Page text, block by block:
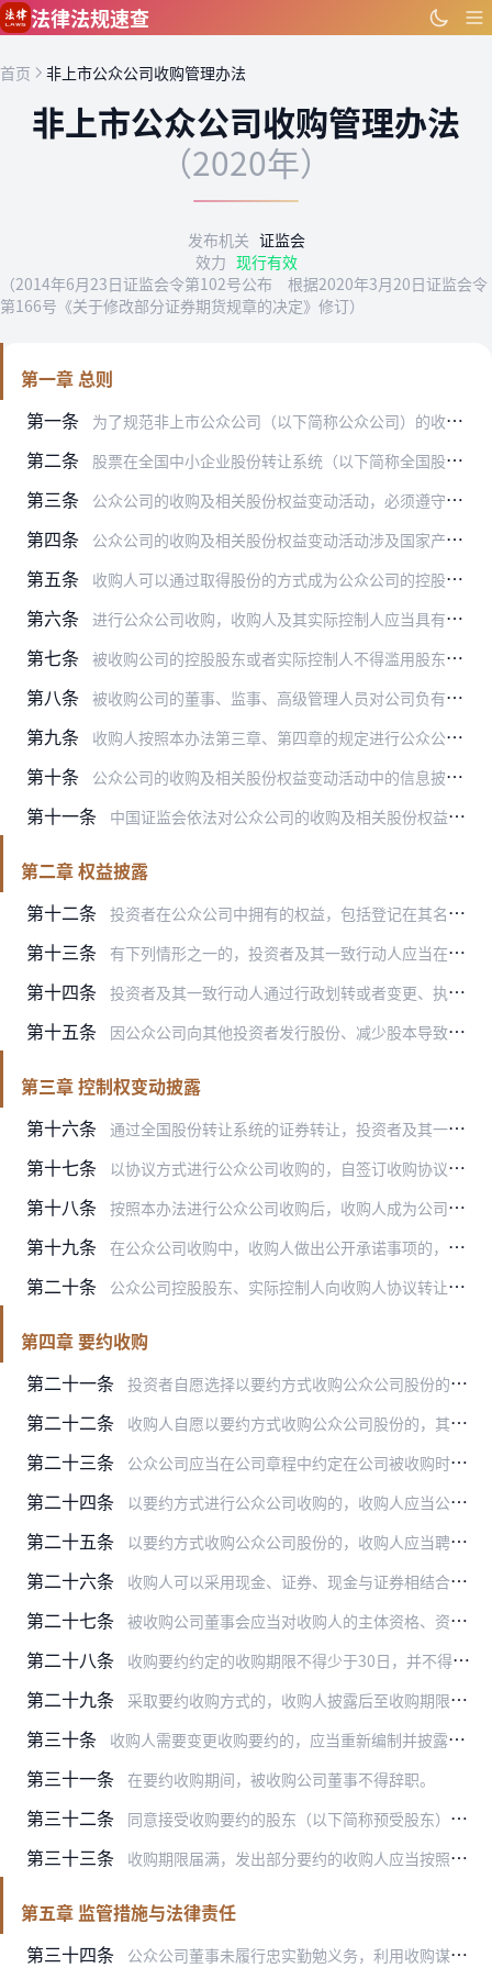
跳到主要内容
法律法规速查
首页 非上市公众公司收购管理办法
非上市公众公司收购管理办法
（2020年）
发布机关 证监会
效力 现行有效
（2014年6月23日证监会令第102号公布 根据2020年3月20日证监会令
第166号《关于修改部分证券期货规章的决定》修订）
第一章 总则
第一条
为了规范非上市公众公司（以下简称公众公司）的收购及相关股份权益变动活动，保护公众公司和投资者的合法权益，维护证券市场秩序和社会公共利益，促进证券市场资源的优化配…
第二条 股票在全国中小企业股份转让系统（以下简称全国股份转让系统）公开转让的公众公司，其收购及相关股份权益变动活动应当遵守本办法的规定。
第三条 公众公司的收购及相关股份权益变动活动，必须遵守法律、行政法规及中国证券监督管理委员会（以下简称中国证监会）的规定，遵循公开、公平、公正的原则。当事人应当诚实守信…
第四条 公众公司的收购及相关股份权益变动活动涉及国家产业政策、行业准入、国有股份转让、外商投资等事项，需要取得国家相关部门批准的，应当在取得批准后进行。
第五条 收购人可以通过取得股份的方式成为公众公司的控股股东，可以通过投资关系、协议、其他安排的途径成为公众公司的实际控制人，也可以同时采取上述方式和途径取得公众公司控制…
第六条 进行公众公司收购，收购人及其实际控制人应当具有良好的诚信记录，收购人及其实际控制人为法人的，应当具有健全的公司治理机制。任何人不得利用公众公司收购损害被收购公司…
第七条 被收购公司的控股股东或者实际控制人不得滥用股东权利损害被收购公司或者其他股东的合法权益。
第八条 被收购公司的董事、监事、高级管理人员对公司负有忠实义务和勤勉义务，应当公平对待收购本公司的所有收购人。
第九条 收购人按照本办法第三章、第四章的规定进行公众公司收购的，应当聘请具有财务顾问业务资格的专业机构担任财务顾问，但通过国有股行政划转或者变更、因继承取得股份、股份在…
第十条 公众公司的收购及相关股份权益变动活动中的信息披露义务人，应当依法严格履行信息披露和其他法定义务，并保证所披露的信息及时、真实、准确、完整，不得有虚假记载、误导性…
第十一条 中国证监会依法对公众公司的收购及相关股份权益变动活动进行监督管理。
第二章 权益披露
第十二条
投资者在公众公司中拥有的权益，包括登记在其名下的股份和虽未登记在其名下但该投资者可以实际支配表决权的股份。投资者及其一致行动人在公众公司中拥有的权益应当合并计算…
第十三条 有下列情形之一的，投资者及其一致行动人应当在该事实发生之日起2日内编制并披露权益变动报告书，报送全国股份转让系统，同时通知该公众公司；自该事实发生之日起至披露后…
第十四条 投资者及其一致行动人通过行政划转或者变更、执行法院裁定、继承、赠与等方式导致其直接拥有权益的股份变动达到前条规定比例的，应当按照前条规定履行披露义务。
第十五条 因公众公司向其他投资者发行股份、减少股本导致投资者及其一致行动人拥有权益的股份变动出现本章规定情形的，投资者及其一致行动人免于履行披露义务。公众公司应当自完成增…
第三章 控制权变动披露
第十六条
通过全国股份转让系统的证券转让，投资者及其一致行动人拥有权益的股份变动导致其成为公众公司第一大股东或者实际控制人，或者通过投资关系、协议转让、行政划转或者变更、…
第十七条 以协议方式进行公众公司收购的，自签订收购协议起至相关股份完成过户的期间为公众公司收购过渡期（以下简称过渡期）。在过渡期内，收购人不得通过控股股东提议改选公众公司…
第十八条 按照本办法进行公众公司收购后，收购人成为公司第一大股东或者实际控制人的，收购人持有的被收购公司股份，在收购完成后12个月内不得转让。
第十九条 在公众公司收购中，收购人做出公开承诺事项的，应同时提出所承诺事项未能履行时的约束措施，并公开披露。
第二十条 公众公司控股股东、实际控制人向收购人协议转让其所持有的公众公司股份的，应当对收购人的主体资格、诚信情况及收购意图进行调查，并在其权益变动报告书中披露有关调查情况…
第四章 要约收购
第二十一条
投资者自愿选择以要约方式收购公众公司股份的，可以向被收购公司所有股东发出收购其所持有的全部股份的要约（以下简称全面要约），也可以向被收购公司所有股东发出收购其所…
第二十二条 收购人自愿以要约方式收购公众公司股份的，其预定收购的股份比例不得低于该公众公司已发行股份的5%。
第二十三条 公众公司应当在公司章程中约定在公司被收购时收购人是否需要向公司全体股东发出全面要约收购，并明确全面要约收购的触发条件以及相应制度安排。
第二十四条 以要约方式进行公众公司收购的，收购人应当公平对待被收购公司的所有股东。
第二十五条 以要约方式收购公众公司股份的，收购人应当聘请财务顾问，并编制要约收购报告书，连同财务顾问专业意见和律师出具的法律意见书一并披露，报送全国股份转让系统，同时通知该…
第二十六条 收购人可以采用现金、证券、现金与证券相结合等合法方式支付收购公众公司的价款。收购人聘请的财务顾问应当说明收购人具备要约收购的能力。收购人应当在披露要约收购报告书…
第二十七条 被收购公司董事会应当对收购人的主体资格、资信情况及收购意图进行调查，对要约条件进行分析，对股东是否接受要约提出建议，并可以根据自身情况选择是否聘请独立财务顾问提…
第二十八条 收购要约约定的收购期限不得少于30日，并不得超过60日；但是出现竞争要约的除外。
第二十九条 采取要约收购方式的，收购人披露后至收购期限届满前，不得卖出被收购公司的股票，也不得采取要约规定以外的形式和超出要约的条件买入被收购公司的股票。
第三十条 收购人需要变更收购要约的，应当重新编制并披露要约收购报告书，报送全国股份转让系统，同时通知被收购公司。变更后的要约收购价格不得低于变更前的要约收购价格。
第三十一条 在要约收购期间，被收购公司董事不得辞职。
第三十二条 同意接受收购要约的股东（以下简称预受股东），应当委托证券公司办理预受要约的相关手续。
第三十三条 收购期限届满，发出部分要约的收购人应当按照收购要约约定的条件购买被收购公司股东预受的股份，预受要约股份的数量超过预定收购数量时，收购人应当按照同等比例收购预受要…
第五章 监管措施与法律责任
第三十四条
公众公司董事未履行忠实勤勉义务，利用收购谋取不当利益的，中国证监会采取监管谈话、出具警示函等监管措施，情节严重的，有权认定其为不适当人选。涉嫌犯罪的，依法移交司…